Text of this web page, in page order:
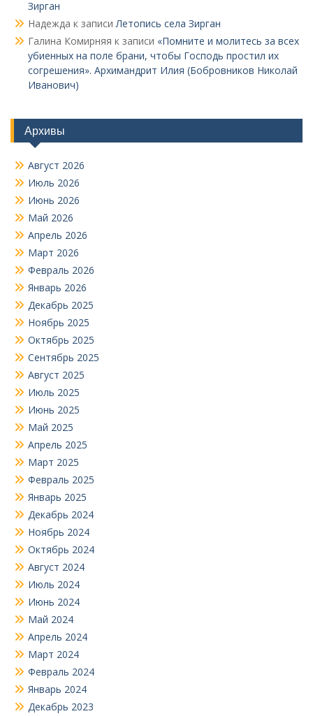
Зирган
Надежда к записи Летопись села Зирган
Галина Комирняя к записи «Помните и молитесь за всех
убиенных на поле брани, чтобы Господь простил их
согрешения». Архимандрит Илия (Бобровников Николай
Иванович)
Архивы
Август 2026
Июль 2026
Июнь 2026
Май 2026
Апрель 2026
Март 2026
Февраль 2026
Январь 2026
Декабрь 2025
Ноябрь 2025
Октябрь 2025
Сентябрь 2025
Август 2025
Июль 2025
Июнь 2025
Май 2025
Апрель 2025
Март 2025
Февраль 2025
Январь 2025
Декабрь 2024
Ноябрь 2024
Октябрь 2024
Август 2024
Июль 2024
Июнь 2024
Май 2024
Апрель 2024
Март 2024
Февраль 2024
Январь 2024
Декабрь 2023